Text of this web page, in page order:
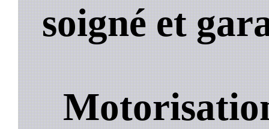
soigné et